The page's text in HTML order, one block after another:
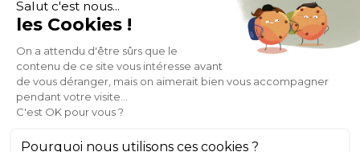
À PROPOS DE MILIBOO
AIDE & CONTACT